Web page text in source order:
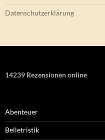
Datenschutzerklärung
14239 Rezensionen online
Abenteuer
Belletristik